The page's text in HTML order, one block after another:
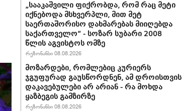
„სააკაშვილი ფიქრობდა, რომ რაც მეტი
იქნებოდა მსხვერპლი, მით მეტ
საერთაშორისო დახმარებას მიიღებდა
საქართველო“ - სოზარ სუბარი 2008
წლის აგვისტოს ომზე
რეზონანსი 08.08.2026
მოზარდები, რომლებიც კურიერს
ჯგუფურად გაუსწორდნენ, ამ დროისთვის
დაკავებულები არ არიან - რა მოხდა
ყაზბეგის გამზირზე
რეზონანსი 08.08.2026